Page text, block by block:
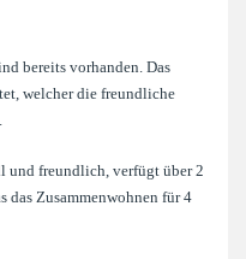
bereits vorhanden. Das
welcher die freundliche
und freundlich, verfügt über 2
das Zusammenwohnen für 4